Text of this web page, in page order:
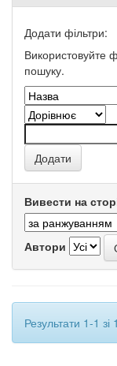
Додати фільтри:
Використовуйте
пошуку.
Вивести на
Автори
Результати 1-1 зі